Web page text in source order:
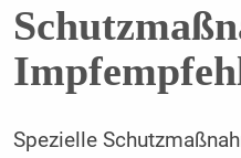
Spezielle